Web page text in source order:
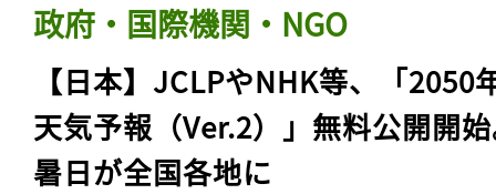
政府・国際機関・NGO
【日本】JCLPやNHK等、「2050
天気予報（Ver.2）」無料公開開
暑日が全国各地に